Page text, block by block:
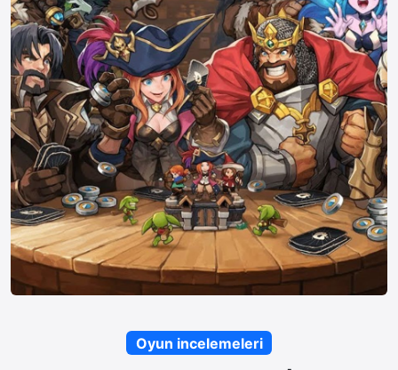
Oyun incelemeleri